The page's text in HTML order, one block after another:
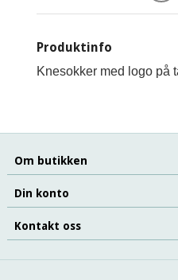
Produktinfo
Knesokker med logo på
Om butikken
Din konto
Kontakt oss